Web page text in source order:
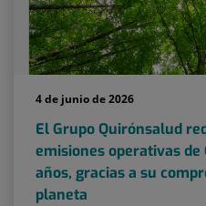
4 de junio de 2026
El Grupo Quirónsalud
emisiones operativas de
años, gracias a su
planeta